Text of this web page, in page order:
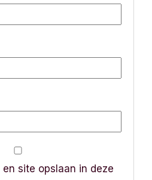
site opslaan in deze